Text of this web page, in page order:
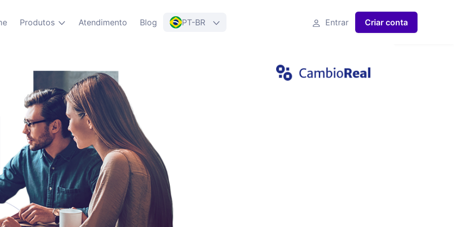
Produtos Atendimento Blog PT-BR Entrar Criar conta